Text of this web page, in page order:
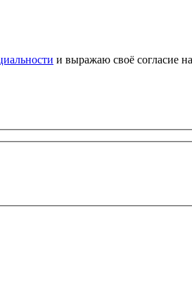
и выражаю своё согласие